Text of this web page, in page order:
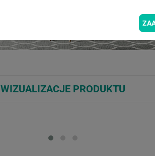
WIZUALIZACJE PRODUKTU